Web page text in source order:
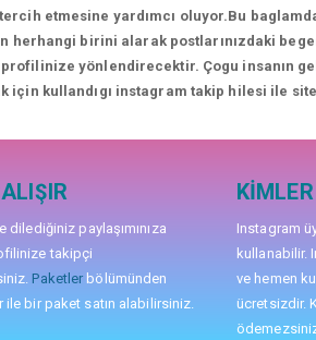
etmesine yardımcı oluyor.Bu
birini alarak postlarınızdaki
yönlendirecektir. Çogu insanın
için kullandıgı instagram takip hilesi ile
dilediğiniz paylaşımınıza
takipçi
Paketler bölümünden
ile bir paket satın alabilirsiniz.
Instagram
kullanabilir.
ve hemen
ücretsizdir.